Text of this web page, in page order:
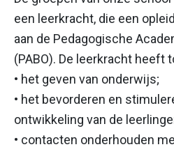
een leerkracht, die een
aan de Pedagogische
(PABO). De leerkracht heeft
• het geven van onderwijs;
• het bevorderen en
ontwikkeling van de
• contacten onderhouden